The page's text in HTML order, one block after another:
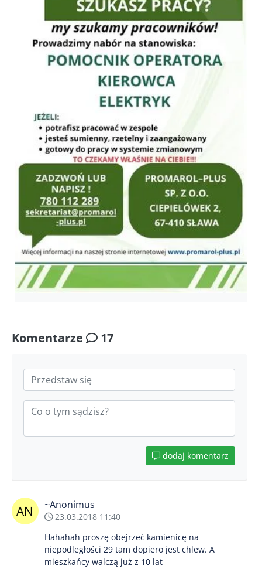
Komentarze 17
dodaj komentarz
~Anonimus
23.03.2018 11:40
Hahahah proszę obejrzeć kamienicę na
niepodległości 29 tam dopiero jest chlew. A
mieszkańcy walczą już z 10 lat